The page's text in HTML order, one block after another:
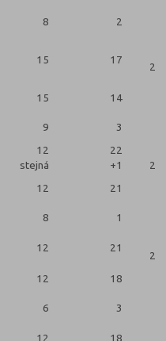
8 2
15 17
2
15 14
9 3
12
stejná
22
+1
2
12 21
8 1
12 21
2
12 18
6 3
12 18